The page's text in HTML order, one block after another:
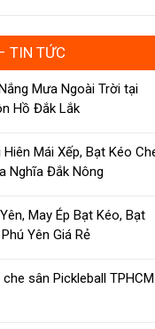
TIN TỨC
Mưa Ngoài Trời tại
Hồ Đắk Lắk
Mái Xếp, Bạt Kéo
Nghĩa Đắk Nông
May Ép Bạt Kéo, Bạt
Yên Giá Rẻ
sân Pickleball TPHCM